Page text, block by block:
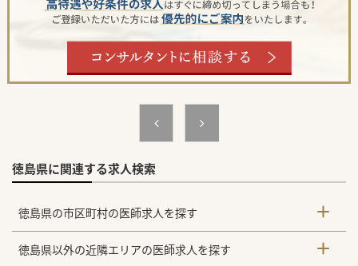
徳島県に関連する求人検索
徳島県の市区町村の医師求人を探す
徳島県以外の近隣エリアの医師求人を探す